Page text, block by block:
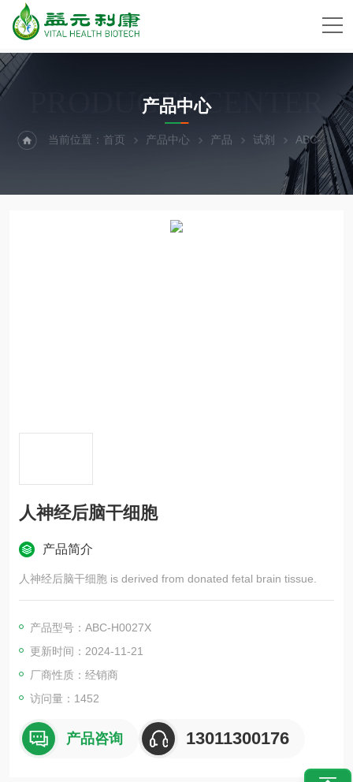
PRODUCTS CENTER
产品中心
当前位置：首页 产品中心 产品 试剂 ABC-H0027X人神经后脑干细胞
人神经后脑干细胞
产品简介
人神经后脑干细胞 is derived from donated fetal brain tissue.
产品型号：ABC-H0027X
更新时间：2024-11-21
厂商性质：经销商
访问量：1452
产品咨询 13011300176